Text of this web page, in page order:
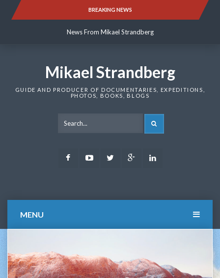
BREAKING NEWS
News From Mikael Strandberg
News From Mikael Strandberg
Mikael Strandberg
GUIDE AND PRODUCER OF DOCUMENTARIES, EXPEDITIONS,
PHOTOS, BOOKS, BLOGS
FacebookYoutubeTwitter Google
MENU